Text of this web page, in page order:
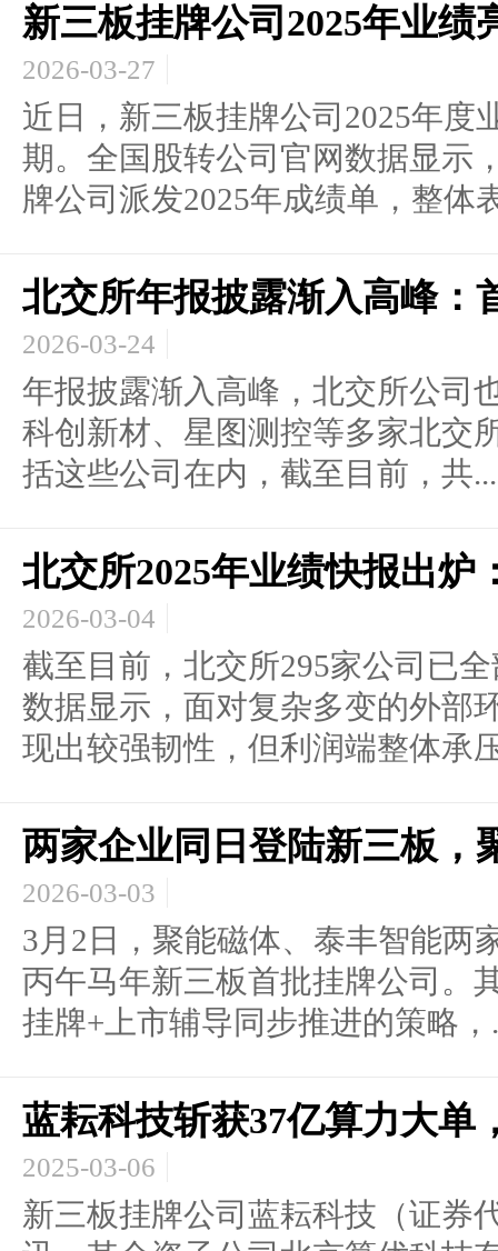
新三板挂牌公司2025年业绩
2026-03-27
近日，新三板挂牌公司2025年度
期。全国股转公司官网数据显示
牌公司派发2025年成绩单，整体
北交所年报披露渐入高峰：
2026-03-24
年报披露渐入高峰，北交所公司
科创新材、星图测控等多家北交
括这些公司在内，截至目前，共...
北交所2025年业绩快报出炉
2026-03-04
截至目前，北交所295家公司已
数据显示，面对复杂多变的外部
现出较强韧性，但利润端整体承
两家企业同日登陆新三板，
2026-03-03
3月2日，聚能磁体、泰丰智能两
丙午马年新三板首批挂牌公司。
挂牌+上市辅导同步推进的策略，
蓝耘科技斩获37亿算力大单
2025-03-06
新三板挂牌公司蓝耘科技（证券